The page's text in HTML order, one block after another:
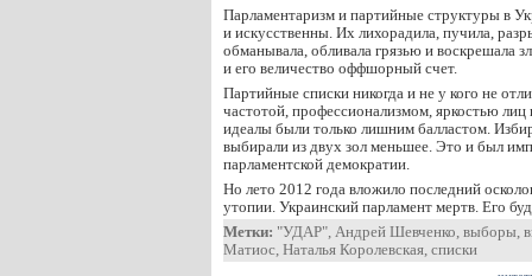
Парламентаризм и партийные структуры в
и искусственны. Их лихорадила, пучила,
обманывала, обливала грязью и воскрешала
и его величество оффшорный счет.
Партийные списки никогда и не у кого не
частотой, профессионализмом, яркостью
идеалы были только лишним балластом.
выбирали из двух зол меньшее. Это и был
парламентской демократии.
Но лето 2012 года вложило последний
утопии. Украинский парламент мертв. Его
Метки: "УДАР", Андрей Шевченко, выборы,
Матиос, Наталья Королевская, списки